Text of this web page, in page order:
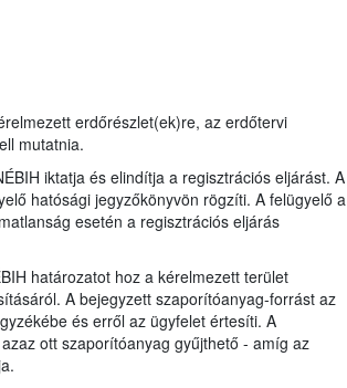
erdőrészlet(ek)re, az erdőtervi
mutatnia.
iktatja és elindítja a regisztrációs eljárást. A
hatósági jegyzőkönyvön rögzíti. A felügyelő a
esetén a regisztrációs eljárás
határozatot hoz a kérelmezett terület
A bejegyzett szaporítóanyag-forrást az
és erről az ügyfelet értesíti. A
ott szaporítóanyag gyűjthető - amíg az